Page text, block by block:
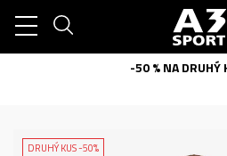
-50 % NA DRUHÝ
DRUHÝ KUS -50%